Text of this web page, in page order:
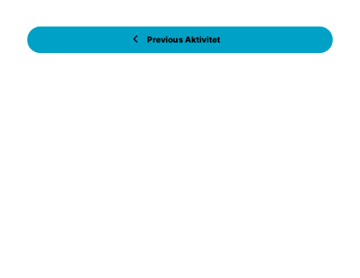
Previous Aktivitet